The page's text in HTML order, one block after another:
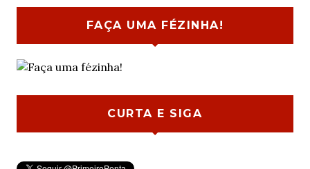
FAÇA UMA FÉZINHA!
CURTA E SIGA